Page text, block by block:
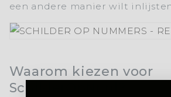
een andere manier wilt
Waarom kiezen voor
SchilderOpNr.nl?